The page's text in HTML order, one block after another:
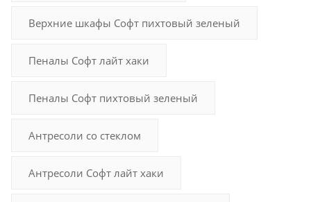
Верхние шкафы Софт пихтовый зеленый
Пеналы Софт лайт хаки
Пеналы Софт пихтовый зеленый
Антресоли со стеклом
Антресоли Софт лайт хаки